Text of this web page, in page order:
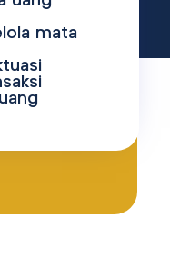
mata